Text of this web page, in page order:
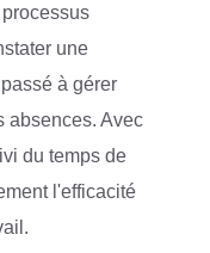
une
à gérer
absences. Avec
du temps de
l'efficacité